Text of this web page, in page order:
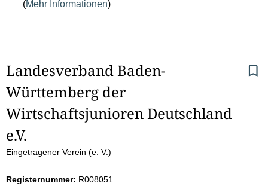
(Mehr Informationen)
S
e
i
t
e
Landesverband Baden-
Württemberg der
Wirtschaftsjunioren Deutschland
e.V.
Eingetragener Verein (e. V.)
Registernummer: R008051